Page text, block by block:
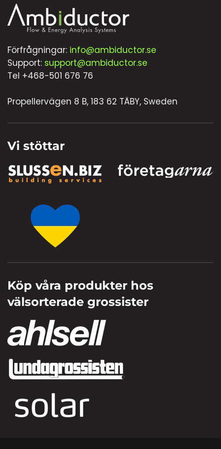
Förfrågningar: info@ambiductor.se
Support: support@ambiductor.se
Tel +468-501 676 76
Propellervägen 8 B, 183 62 TÄBY, Sweden
Vi stöttar
Köp våra produkter hos
välsorterade grossister